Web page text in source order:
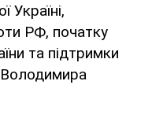
Україні,
РФ, початку
та підтримки